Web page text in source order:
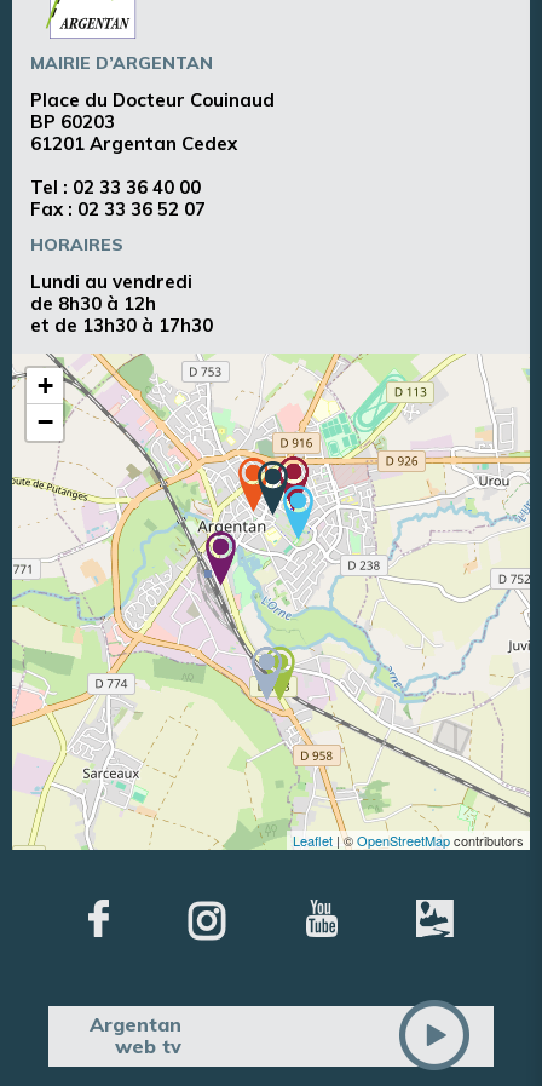
MAIRIE D’ARGENTAN
Place du Docteur Couinaud
BP 60203
61201 Argentan Cedex
Tel : 02 33 36 40 00
Fax : 02 33 36 52 07
HORAIRES
Lundi au vendredi
de 8h30 à 12h
et de 13h30 à 17h30
+
−
Leaflet | ©OpenStreetMapcontributors
Argentan
web tv